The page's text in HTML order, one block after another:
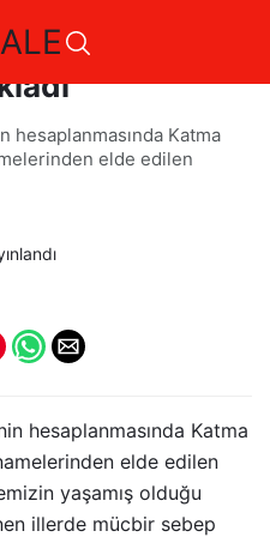
Satış
hesaplanmasında Katma
elde edilen
hesaplanmasında Katma
elde edilen
yaşamış olduğu
illerde mücbir sebep